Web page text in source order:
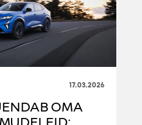
17.03.2026
OMA